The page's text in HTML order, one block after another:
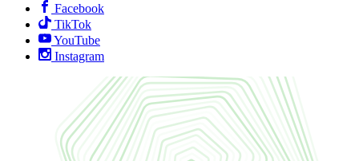
Facebook
TikTok
YouTube
Instagram